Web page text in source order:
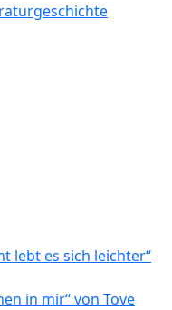
lebt es sich leichter“
in mir“ von Tove